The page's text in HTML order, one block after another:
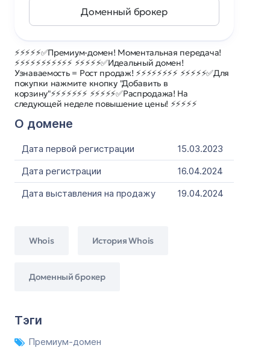
⚡⚡⚡⚡⚡✅Премиум-домен! Моментальная передача!
⚡⚡⚡⚡⚡⚡⚡⚡⚡⚡⚡ ⚡⚡⚡⚡⚡✅Идеальный домен!
Узнаваемость = Рост продаж! ⚡⚡⚡⚡⚡⚡⚡⚡ ⚡⚡⚡⚡⚡✅Для
покупки нажмите кнопку "Добавить в
корзину"⚡⚡⚡⚡⚡⚡⚡ ⚡⚡⚡⚡⚡✅Распродажа! На
следующей неделе повышение цены! ⚡⚡⚡⚡⚡
О домене
Дата первой регистрации
15.03.2023
Дата регистрации
16.04.2024
Дата выставления на продажу
19.04.2024
Whois История Whois
Доменный брокер
Тэги
Премиум-домен
Доменный брокер